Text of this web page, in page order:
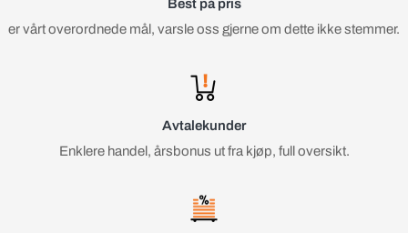
Best på pris
er vårt overordnede mål, varsle oss gjerne om dette ikke stemmer.
Avtalekunder
Enklere handel, årsbonus ut fra kjøp, full oversikt.